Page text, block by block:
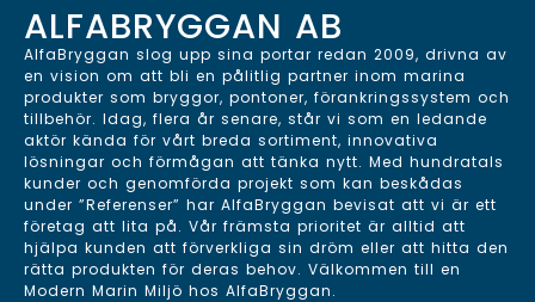
ALFABRYGGAN AB
AlfaBryggan slog upp sina portar redan 2009, drivna av
en vision om att bli en pålitlig partner inom marina
produkter som bryggor, pontoner, förankringssystem och
tillbehör. Idag, flera år senare, står vi som en ledande
aktör kända för vårt breda sortiment, innovativa
lösningar och förmågan att tänka nytt. Med hundratals
kunder och genomförda projekt som kan beskådas
under ”Referenser” har AlfaBryggan bevisat att vi är ett
företag att lita på. Vår främsta prioritet är alltid att
hjälpa kunden att förverkliga sin dröm eller att hitta den
rätta produkten för deras behov. Välkommen till en
Modern Marin Miljö hos AlfaBryggan.